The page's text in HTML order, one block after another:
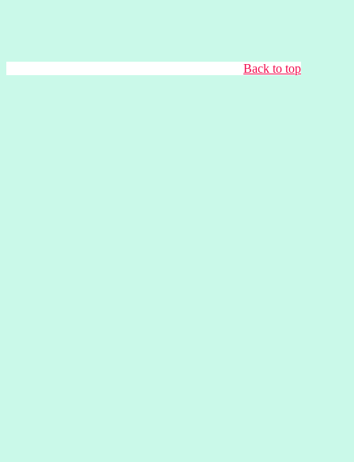
Back to top